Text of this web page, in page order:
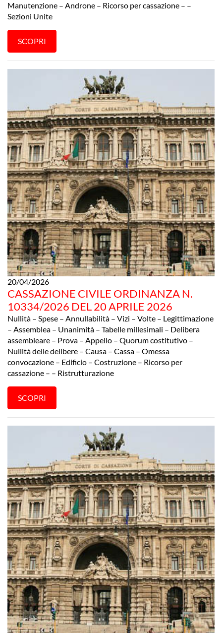
Manutenzione – Androne – Ricorso per cassazione – –
Sezioni Unite
SCOPRI
20/04/2026
CASSAZIONE CIVILE ORDINANZA N.
10334/2026 DEL 20 APRILE 2026
Nullità – Spese – Annullabilità – Vizi – Volte – Legittimazione
– Assemblea – Unanimità – Tabelle millesimali – Delibera
assembleare – Prova – Appello – Quorum costitutivo –
Nullità delle delibere – Causa – Cassa – Omessa
convocazione – Edificio – Costruzione – Ricorso per
cassazione – – Ristrutturazione
SCOPRI